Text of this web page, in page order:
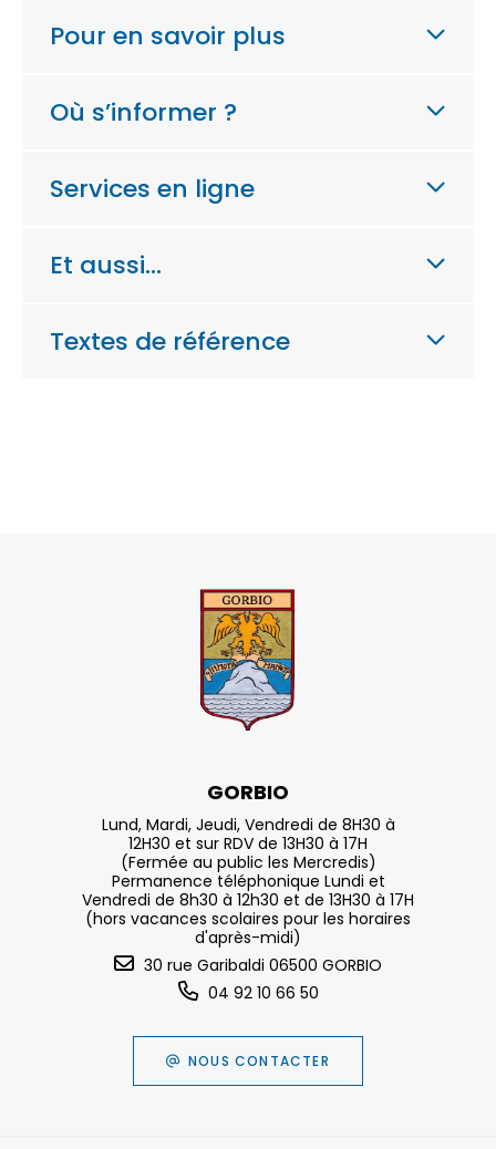
Pour en savoir plus
Où s’informer ?
Services en ligne
Et aussi…
Textes de référence
GORBIO
Lund, Mardi, Jeudi, Vendredi de 8H30 à
12H30 et sur RDV de 13H30 à 17H
(Fermée au public les Mercredis)
Permanence téléphonique Lundi et
Vendredi de 8h30 à 12h30 et de 13H30 à 17H
(hors vacances scolaires pour les horaires
d'après-midi)
30 rue Garibaldi 06500 GORBIO
04 92 10 66 50
NOUS CONTACTER